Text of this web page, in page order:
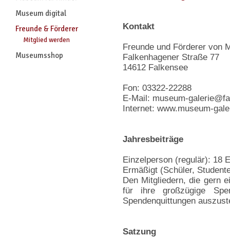
Museum digital
Freunde & Förderer
Mitglied werden
Museumsshop
Kontakt
Freunde und Förderer von
Falkenhagener Straße 77
14612 Falkensee
Fon: 03322-22288
E-Mail: museum-
Internet: www.museum-
Jahresbeiträge
Einzelperson (regulär): 18
Ermäßigt (Schüler,
Den Mitgliedern, die gern
für ihre großzügige
Spendenquittungen
Satzung